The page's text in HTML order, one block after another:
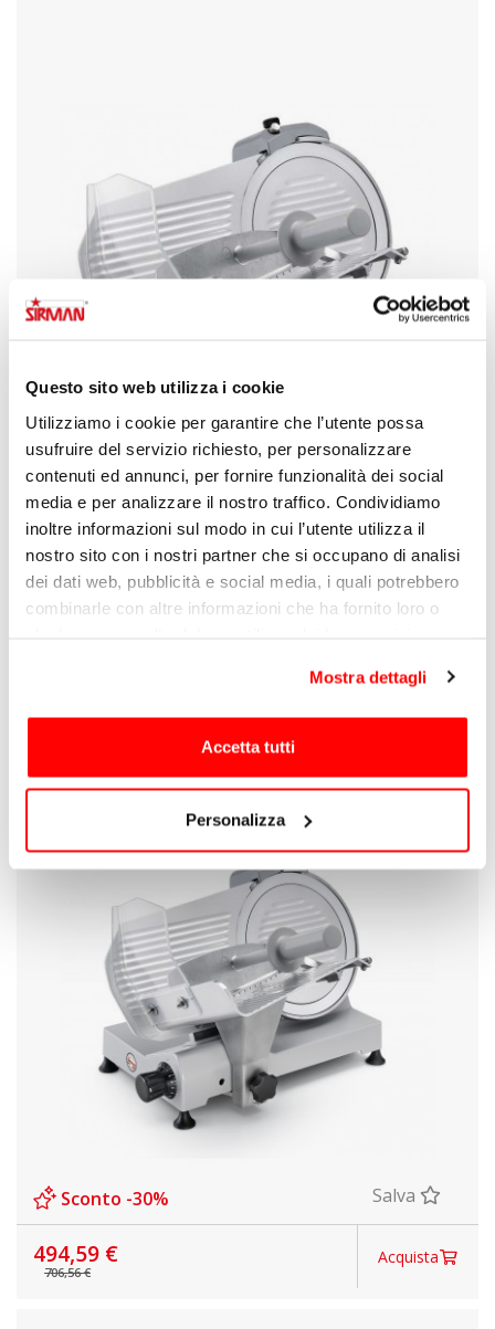
Questo sito web utilizza i cookie
Utilizziamo i cookie per garantire che l’utente possa
usufruire del servizio richiesto, per personalizzare
contenuti ed annunci, per fornire funzionalità dei social
media e per analizzare il nostro traffico. Condividiamo
inoltre informazioni sul modo in cui l’utente utilizza il
nostro sito con i nostri partner che si occupano di analisi
dei dati web, pubblicità e social media, i quali potrebbero
combinarle con altre informazioni che ha fornito loro o
Mostra dettagli
Accetta tutti
Personalizza
Sconto -30% Salva
517,54 € Acquista
SMART 220 Affettatrice inclinata lama Ø 220 mm
Sconto -30% Salva
494,59 €
706,56 €
Acquista